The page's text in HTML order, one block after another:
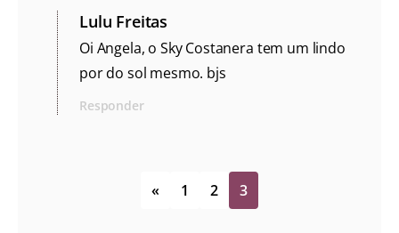
Lulu Freitas
Oi Angela, o Sky Costanera tem um lindo
por do sol mesmo. bjs
Responder
« 1 2 3